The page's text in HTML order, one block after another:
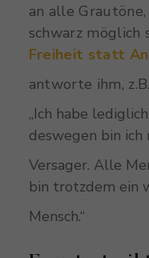
an alle
schwarz möglich
Freiheit statt
antworte ihm,
„Ich habe
deswegen bin ich
Versager. Alle
bin trotzdem ein
Mensch.“